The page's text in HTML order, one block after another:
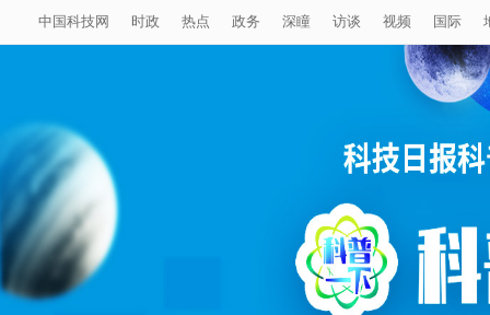
中国科技网 时政 热点 政务 深瞳 访谈 视频 国际